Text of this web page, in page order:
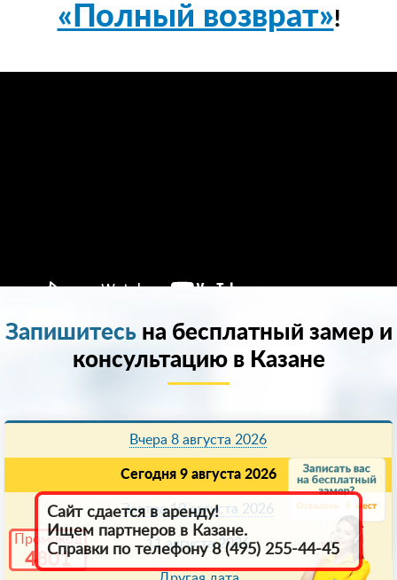
6
Промокод
4801
«Полный возврат»!
Запишитесьна бесплатный замер и
консультацию в Казанe
Вчера 8 августа 2026
Сегодня 9 августа 2026
Завтра 10 августа 2026
11 августа 2026
Сайт сдается в аренду!
Ищем партнеров в Казанe.
Справки по телефону 8 (495) 255-44-45